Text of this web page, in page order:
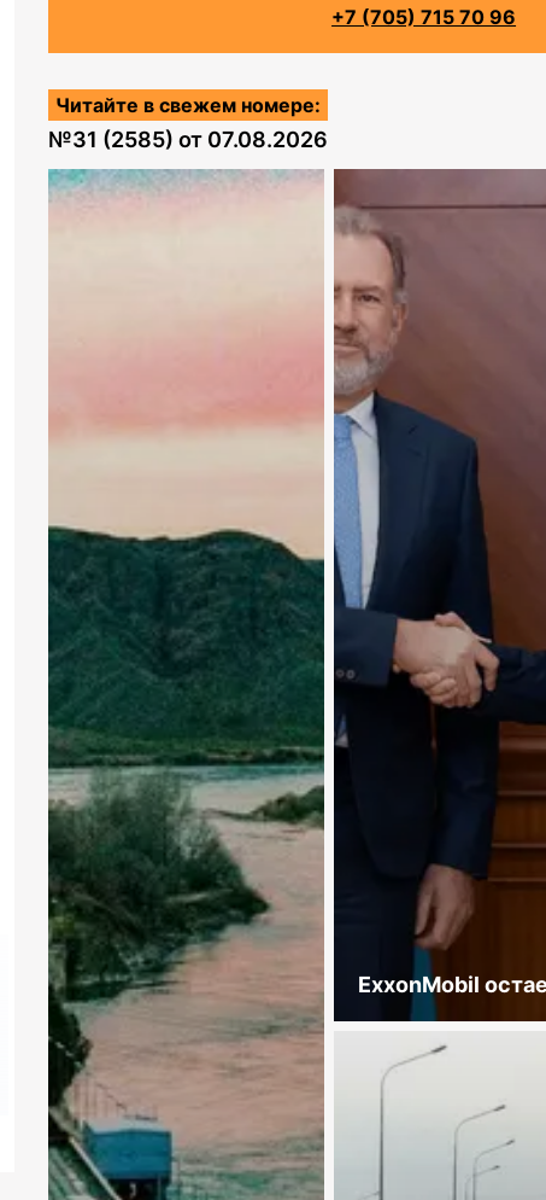
+7 (705) 715 70 96
Читайте в свежем номере:
№31 (2585) от 07.08.2026
ExxonMobil